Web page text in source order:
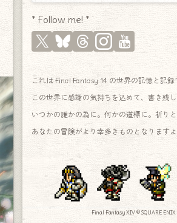
* Follow me! *
これは Final Fantasy 14 の世界の記憶と記録
この世界に感謝の気持ちを込めて、書き残し
いつかの誰かの為に。何かの道標に。祈りと
あなたの冒険がより幸多きものとなりますよ
Final Fantasy XIV © SQUARE ENIX